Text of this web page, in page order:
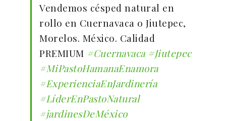
Vendemos césped natural en
rollo en Cuernavaca o Jiutepec,
Morelos. México. Calidad
PREMIUM #Cuernavaca #Jiutepec
#MiPastoHamanaEnamora
#ExperienciaEnJardinería
#LíderEnPastoNatural
#jardinesDeMéxico